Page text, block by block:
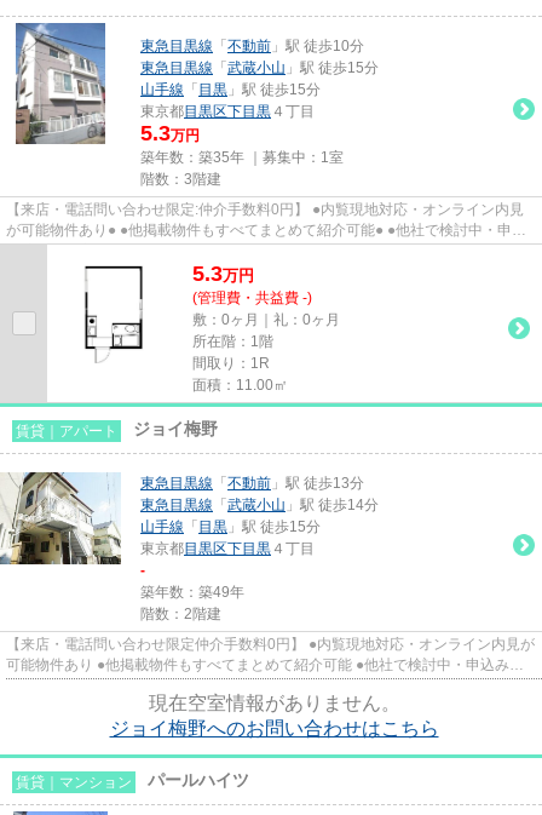
東急目黒線 「 不動前 」駅 徒歩10分
東急目黒線 「 武蔵小山 」駅 徒歩15分
山手線 「 目黒 」駅 徒歩15分
東京都目黒区下目黒 ４丁目
5.3万円
築年数：築35年 ｜募集中： 1室
階数：3階建
【来店・電話問い合わせ限定:仲介手数料0円】 ●内覧現地対応・オンライン内見
が可能物件あり● ●他掲載物件もすべてまとめて紹介可能● ●他社で検討中・申込
5.3万円
(管理費・共益費 -)
敷：0ヶ月｜礼：0ヶ月
所在階：1階
間取り：1R
面積：11.00㎡
賃貸｜アパート ジョイ梅野
東急目黒線 「 不動前 」駅 徒歩13分
東急目黒線 「 武蔵小山 」駅 徒歩14分
山手線 「 目黒 」駅 徒歩15分
東京都目黒区下目黒 ４丁目
-
築年数：築49年
階数：2階建
【来店・電話問い合わせ限定仲介手数料0円】 ●内覧現地対応・オンライン内見が
可能物件あり ●他掲載物件もすべてまとめて紹介可能 ●他社で検討中・申込み済
現在空室情報がありません。
ジョイ梅野へのお問い合わせはこちら
賃貸｜マンション パールハイツ